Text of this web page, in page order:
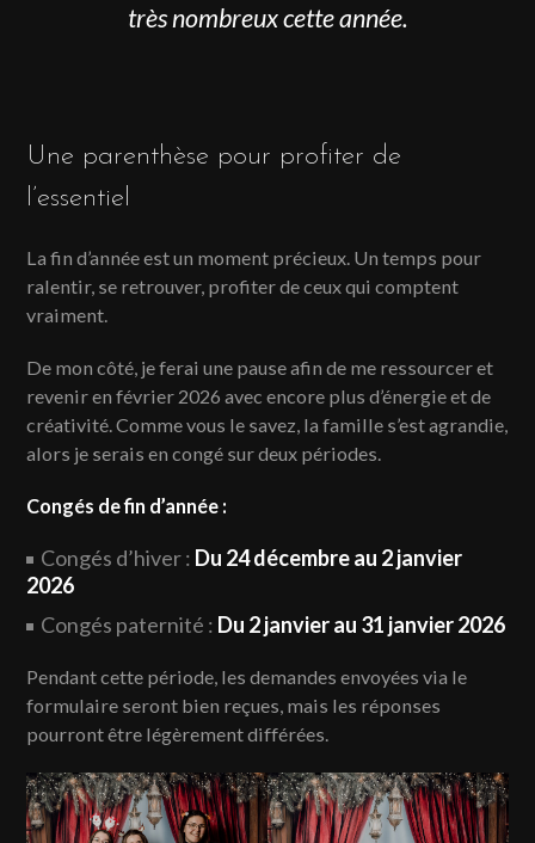
très nombreux cette année.
Une parenthèse pour profiter de
l’essentiel
La fin d’année est un moment précieux. Un temps pour
ralentir, se retrouver, profiter de ceux qui comptent
vraiment.
De mon côté, je ferai une pause afin de me ressourcer et
revenir en février 2026 avec encore plus d’énergie et de
créativité. Comme vous le savez, la famille s’est agrandie,
alors je serais en congé sur deux périodes.
Congés de fin d’année :
Congés d’hiver : Du 24 décembre au 2 janvier
2026
Congés paternité : Du 2 janvier au 31 janvier 2026
Pendant cette période, les demandes envoyées via le
formulaire seront bien reçues, mais les réponses
pourront être légèrement différées.